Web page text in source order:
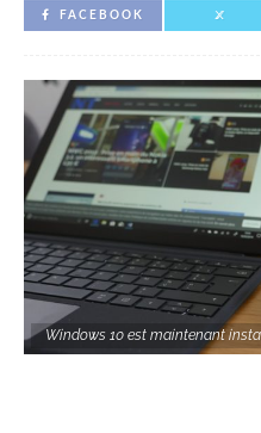
FACEBOOK
Windows 10 est maintenant